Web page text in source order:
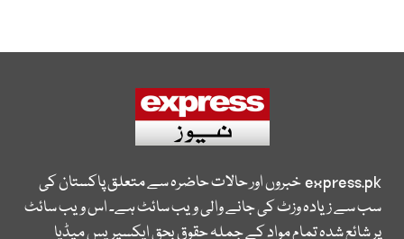
express.pkخبروں اور حالات حاضرہ سے متعلق پاکستان کی
سب سے زیادہ وزٹ کی جانے والی ویب سائٹ ہے۔ اس ویب سائٹ
پر شائع شدہ تمام مواد کے جملہ حقوق بحق ایکسپریس میڈیا